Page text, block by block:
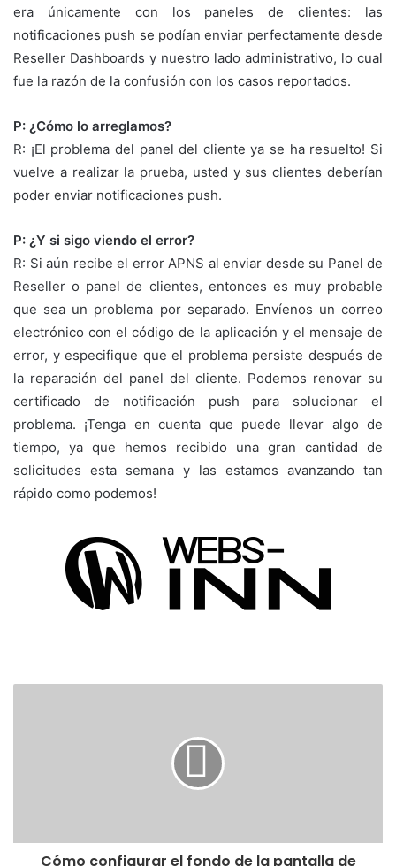
era únicamente con los paneles de clientes: las
notificaciones push se podían enviar perfectamente desde
Reseller Dashboards y nuestro lado administrativo, lo cual
fue la razón de la confusión con los casos reportados.
P: ¿Cómo lo arreglamos?
R: ¡El problema del panel del cliente ya se ha resuelto! Si
vuelve a realizar la prueba, usted y sus clientes deberían
poder enviar notificaciones push.
P: ¿Y si sigo viendo el error?
R: Si aún recibe el error APNS al enviar desde su Panel de
Reseller o panel de clientes, entonces es muy probable
que sea un problema por separado. Envíenos un correo
electrónico con el código de la aplicación y el mensaje de
error, y especifique que el problema persiste después de
la reparación del panel del cliente. Podemos renovar su
certificado de notificación push para solucionar el
problema. ¡Tenga en cuenta que puede llevar algo de
tiempo, ya que hemos recibido una gran cantidad de
solicitudes esta semana y las estamos avanzando tan
rápido como podemos!
Cómo configurar el fondo de la pantalla de